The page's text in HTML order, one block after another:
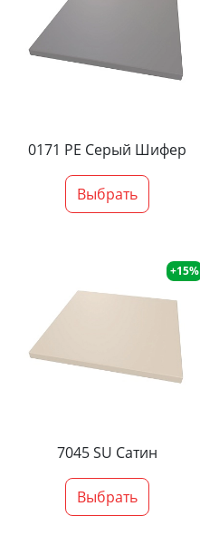
0171 PE Серый Шифер
Выбрать
+15%
7045 SU Сатин
Выбрать